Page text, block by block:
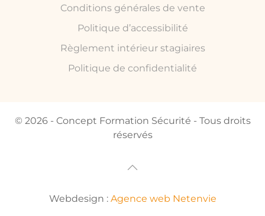
Conditions générales de vente
Politique d’accessibilité
Règlement intérieur stagiaires
Politique de confidentialité
© 2026 - Concept Formation Sécurité - Tous droits
réservés
Webdesign : Agence web Netenvie